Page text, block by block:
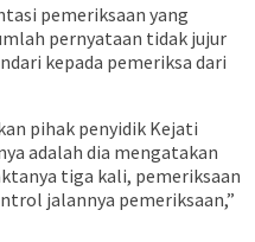
pemeriksaan yang
pernyataan tidak jujur
kepada pemeriksa dari
pihak penyidik Kejati
adalah dia mengatakan
tiga kali, pemeriksaan
jalannya pemeriksaan,”